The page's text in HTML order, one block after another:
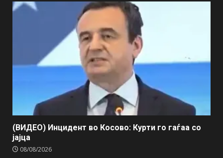
(ВИДЕО) Инцидент во Косово: Курти го гаѓаа со
јајца
08/08/2026